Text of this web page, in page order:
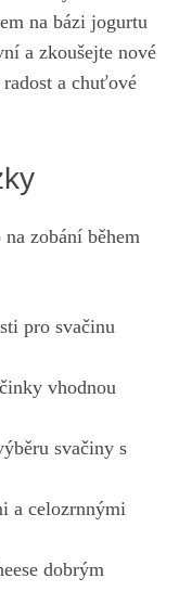
na bázi jogurtu
a zkoušejte nové
a chuťové
zobání během
pro svačinu
vhodnou
svačiny s
a celozrnnými
dobrým